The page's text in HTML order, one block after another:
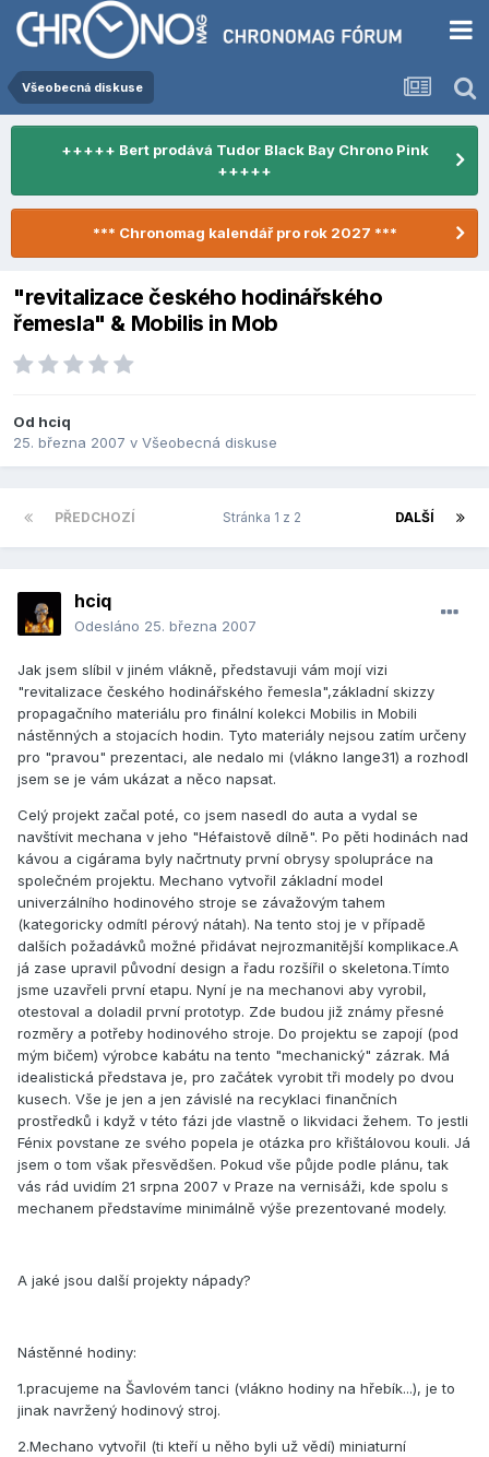
Všeobecná diskuse
+++++ Bert prodává Tudor Black Bay Chrono Pink
+++++
*** Chronomag kalendář pro rok 2027 ***
"revitalizace českého hodinářského
řemesla" & Mobilis in Mob
Od hciq
25. března 2007 v Všeobecná diskuse
PŘEDCHOZÍ DALŠÍ
Stránka 1 z 2
hciq
Odesláno 25. března 2007
Jak jsem slíbil v jiném vlákně, představuji vám mojí vizi
"revitalizace českého hodinářského řemesla",základní skizzy
propagačního materiálu pro finální kolekci Mobilis in Mobili
nástěnných a stojacích hodin. Tyto materiály nejsou zatím určeny
pro "pravou" prezentaci, ale nedalo mi (vlákno lange31) a rozhodl
jsem se je vám ukázat a něco napsat.
Celý projekt začal poté, co jsem nasedl do auta a vydal se
navštívit mechana v jeho "Héfaistově dílně". Po pěti hodinách nad
kávou a cigárama byly načrtnuty první obrysy spolupráce na
společném projektu. Mechano vytvořil základní model
univerzálního hodinového stroje se závažovým tahem
(kategoricky odmítl pérový nátah). Na tento stoj je v případě
dalších požadávků možné přidávat nejrozmanitější komplikace.A
já zase upravil původní design a řadu rozšířil o skeletona.Tímto
jsme uzavřeli první etapu. Nyní je na mechanovi aby vyrobil,
otestoval a doladil první prototyp. Zde budou již známy přesné
rozměry a potřeby hodinového stroje. Do projektu se zapojí (pod
mým bičem) výrobce kabátu na tento "mechanický" zázrak. Má
idealistická představa je, pro začátek vyrobit tři modely po dvou
kusech. Vše je jen a jen závislé na recyklaci finančních
prostředků i když v této fázi jde vlastně o likvidaci žehem. To jestli
Fénix povstane ze svého popela je otázka pro křištálovou kouli. Já
jsem o tom však přesvědšen. Pokud vše půjde podle plánu, tak
vás rád uvidím 21 srpna 2007 v Praze na vernisáži, kde spolu s
mechanem představíme minimálně výše prezentované modely.
A jaké jsou další projekty nápady?
Nástěnné hodiny:
1.pracujeme na Šavlovém tanci (vlákno hodiny na hřebík...), je to
jinak navržený hodinový stroj.
2.Mechano vytvořil (ti kteří u něho byli už vědí) miniaturní